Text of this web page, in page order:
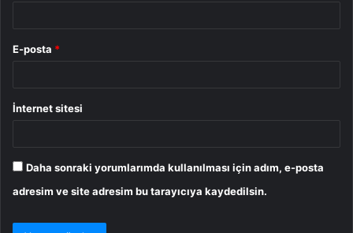
E-posta *
İnternet sitesi
Daha sonraki yorumlarımda kullanılması için adım, e-posta
adresim ve site adresim bu tarayıcıya kaydedilsin.